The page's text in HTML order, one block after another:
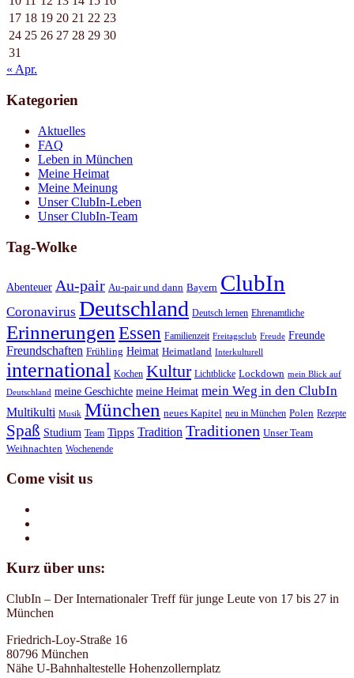
17 18 19 20 21 22 23
24 25 26 27 28 29 30
31
« Apr.
Kategorien
Aktuelles
FAQ
Leben in München
Meine Heimat
Meine Meinung
Unser ClubIn-Leben
Unser ClubIn-Team
Tag-Wolke
Abenteuer Au-pair Au-pair und dann Bayern ClubIn
Coronavirus Deutschland Deutsch lernen Ehrenamtliche
Erinnerungen Essen Familienzeit Freitagsclub Freude Freunde
Freundschaften Frühling Heimat Heimatland Interkulturell
international Kochen Kultur Lichtblicke Lockdown mein Blick auf
Deutschland meine Geschichte meine Heimat mein Weg in den ClubIn
Multikulti Musik München neues Kapitel neu in München Polen Rezepte
Spaß Studium Team Tipps Tradition Traditionen Unser Team
Weihnachten Wochenende
Come visit us
Kurz über uns:
ClubIn – Der Internationaler Treff für junge Leute von 17 bis 27 in
München
Friedrich-Loy-Straße 16
80796 München
Nähe U-Bahnhaltestelle Hohenzollernplatz